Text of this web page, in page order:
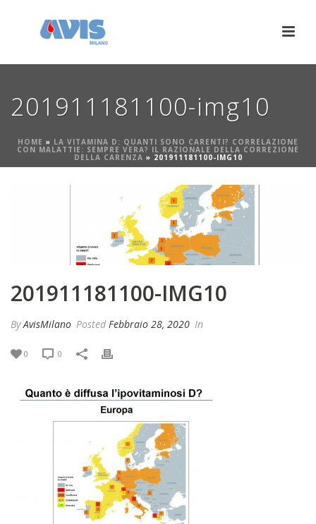
201911181100-img10
HOME » LA VITAMINA D: QUANTI SONO CARENTI? CORRELAZIONE
CON MALATTIE: SEMPRE VERA? IL RAZIONALE DELLA CORREZIONE
DELLA CARENZA » 201911181100-IMG10
201911181100-IMG10
ByAvisMilano Posted Febbraio 28, 2020 In
0 0